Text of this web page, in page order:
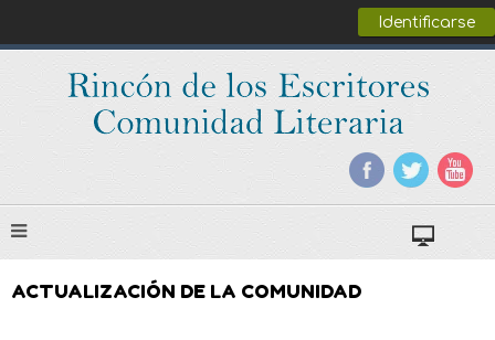
Identificarse
ACTUALIZACIÓN DE LA COMUNIDAD